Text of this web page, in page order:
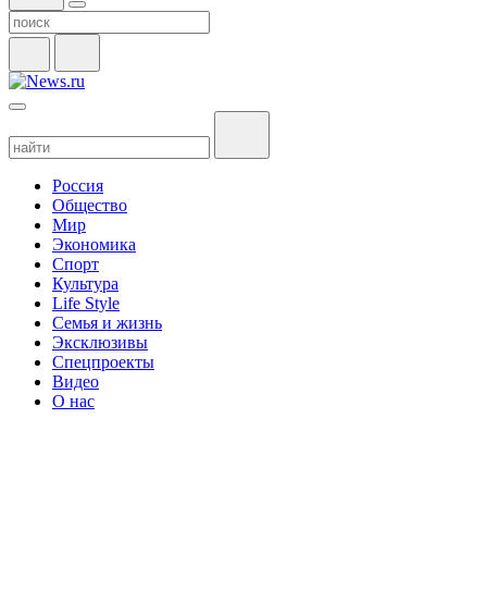
Россия
Общество
Мир
Экономика
Спорт
Культура
Life Style
Семья и жизнь
Эксклюзивы
Спецпроекты
Видео
О нас